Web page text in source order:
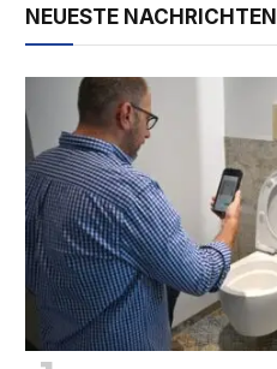
NEUESTE NACHRICHTEN